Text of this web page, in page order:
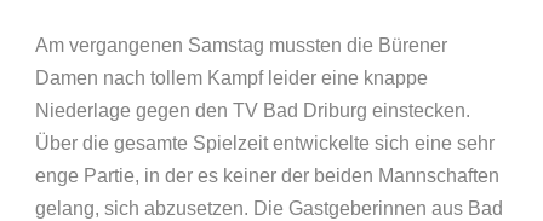
Am vergangenen Samstag mussten die Bürener
Damen nach tollem Kampf leider eine knappe
Niederlage gegen den TV Bad Driburg einstecken.
Über die gesamte Spielzeit entwickelte sich eine sehr
enge Partie, in der es keiner der beiden Mannschaften
gelang, sich abzusetzen. Die Gastgeberinnen aus Bad